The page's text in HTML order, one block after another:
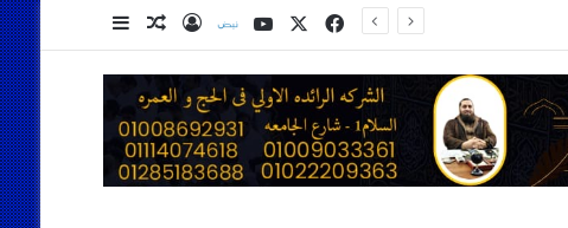
فيسبوك
‫X
‫YouTube
نلضتسجيل الدخول
مقال عشوائي
إضافة عمود